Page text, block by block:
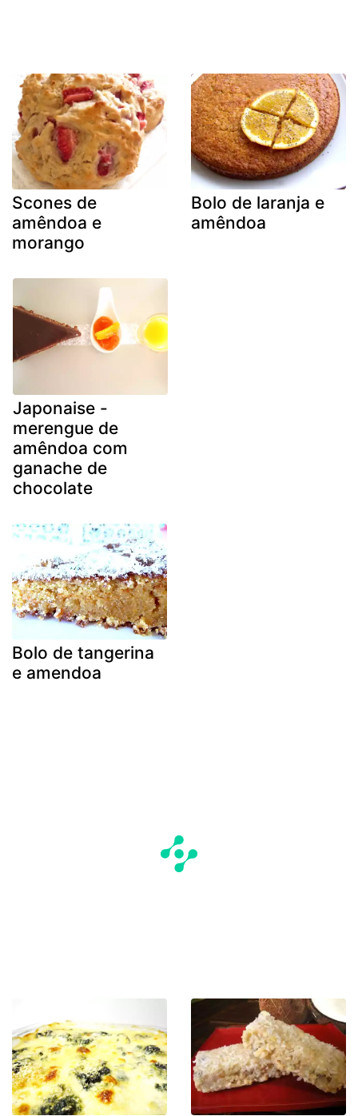
Scones de
amêndoa e
morango
Bolo de laranja e
amêndoa
Japonaise -
merengue de
amêndoa com
ganache de
chocolate
Bolo de tangerina
e amendoa